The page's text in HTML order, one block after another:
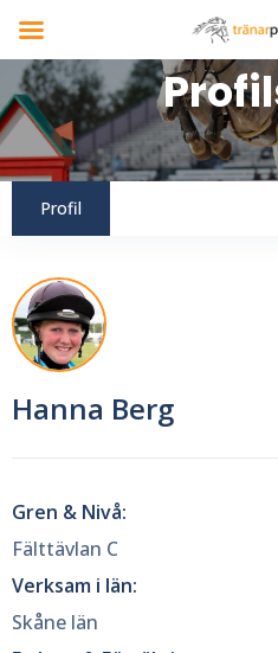
Profil
Hanna Berg
Gren & Nivå:
Fälttävlan C
Verksam i län:
Skåne län